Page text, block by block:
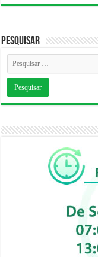
Pesquisar